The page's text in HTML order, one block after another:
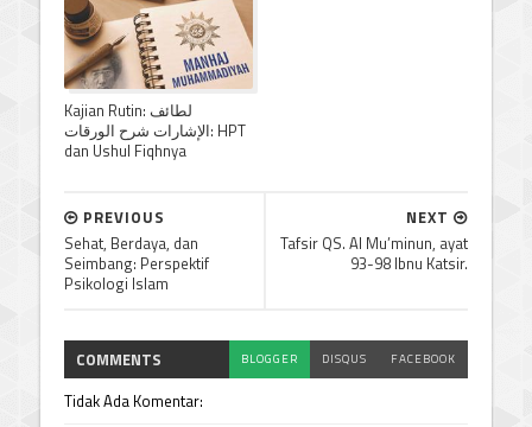
Kajian Rutin: لطائف
الإشارات شرح الورقات: HPT
dan Ushul Fiqhnya
NEXT
Tafsir QS. Al Mu’minun, ayat
93-98 Ibnu Katsir.
PREVIOUS
Sehat, Berdaya, dan
Seimbang: Perspektif
Psikologi Islam
COMMENTS BLOGGER DISQUS FACEBOOK
Tidak Ada Komentar: